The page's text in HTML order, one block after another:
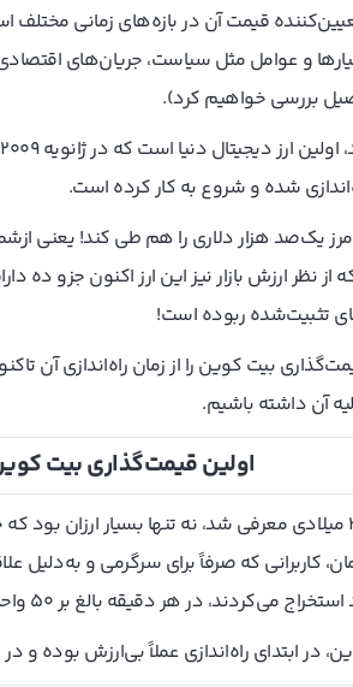
قیمت آن در بازه‌های زمانی مختلف
و عوامل مثل سیاست، جریان‌های
بررسی خواهیم کرد).
دنیا است که در ژانویه ۲۰۰۹ میلادی توسط فردی ناشناس به‌نام
یک‌صد هزار دلاری را هم طی کند! یعنی
نظر ارزش بازار نیز این ارز اکنون جزو ده
تثبیت‌شده ربوده است!
بیت کوین را از زمان راه‌اندازی آن
آن داشته باشیم.
اولین قیمتگذاری بیت
زمانی که بیت کوین در سال‌ ۲۰۰۹ میلادی معرفی شد، نه‌ تنها
کاربرانی که صرفاً برای سرگرمی و به‌دلیل
هر دقیقه بالغ بر ۵۰ واحد بیت کوین را استخراج می‌کردند.
در ابتدای راه‌اندازی عملاً بی‌ارزش بوده